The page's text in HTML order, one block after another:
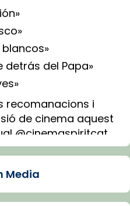
blancos»
detrás del Papa»
recomanacions i
de cinema aquest
@cinemaspiritcat
IA (OpenAI)
Media